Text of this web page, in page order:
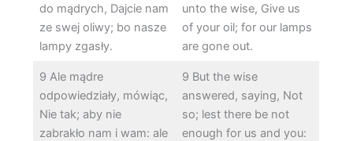
do mądrych, Dajcie nam
ze swej oliwy; bo nasze
lampy zgasły.
unto the wise, Give us
of your oil; for our lamps
are gone out.
9 Ale mądre
odpowiedziały, mówiąc,
Nie tak; aby nie
zabrakło nam i wam: ale
9 But the wise
answered, saying, Not
so; lest there be not
enough for us and you: